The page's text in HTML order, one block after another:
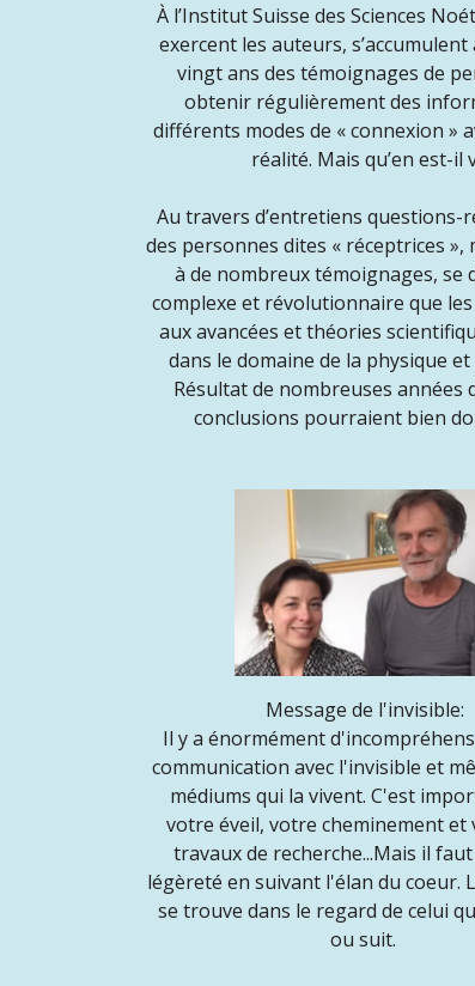
À l’Institut Suisse des Sciences
exercent les auteurs,
vingt ans des témoignages de
obtenir régulièrement des
différents modes de « connexion »
réalité. Mais qu’en est-il
Au travers d’entretiens questions-
des personnes dites « réceptrices »,
à de nombreux témoignages, se
complexe et révolutionnaire que
aux avancées et théories
dans le domaine de la physique
Résultat de nombreuses années
conclusions pourraient bien
Message de l'invisible:
Il y a énormément
communication avec l'invisible et
médiums qui la vivent. C'est
votre éveil, votre cheminement et
travaux de recherche...Mais il
légèreté en suivant l'élan du coeur.
se trouve dans le regard de celui
ou suit.